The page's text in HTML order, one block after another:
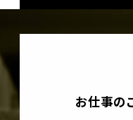
お仕事の